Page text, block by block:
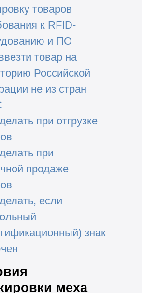
товаров
к RFID-
и ПО
товар на
Российской
не из стран
при отгрузке
при
продаже
если
знак
меха